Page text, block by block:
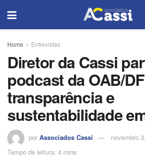
Home Entrevistas
Diretor da Cassi
podcast da OAB/
transparência e
sustentabilidade
por Associados Cassi
novembro
Tempo de leitura: 4 mins